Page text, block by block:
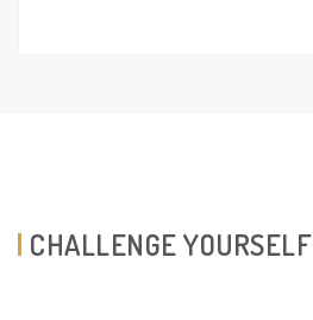
CHALLENGE YOURSELF